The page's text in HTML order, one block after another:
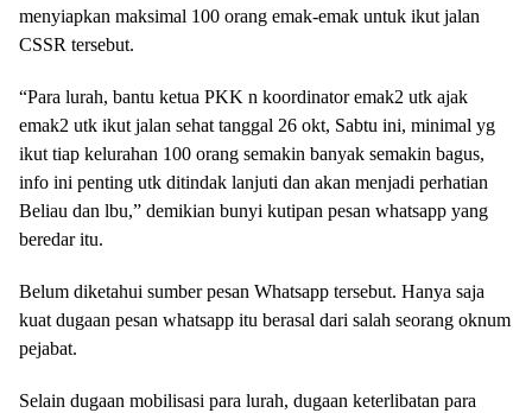
menyiapkan maksimal 100 orang emak-emak untuk ikut jalan
CSSR tersebut.
“Para lurah, bantu ketua PKK n koordinator emak2 utk ajak
emak2 utk ikut jalan sehat tanggal 26 okt, Sabtu ini, minimal yg
ikut tiap kelurahan 100 orang semakin banyak semakin bagus,
info ini penting utk ditindak lanjuti dan akan menjadi perhatian
Beliau dan lbu,” demikian bunyi kutipan pesan whatsapp yang
beredar itu.
Belum diketahui sumber pesan Whatsapp tersebut. Hanya saja
kuat dugaan pesan whatsapp itu berasal dari salah seorang oknum
pejabat.
Selain dugaan mobilisasi para lurah, dugaan keterlibatan para